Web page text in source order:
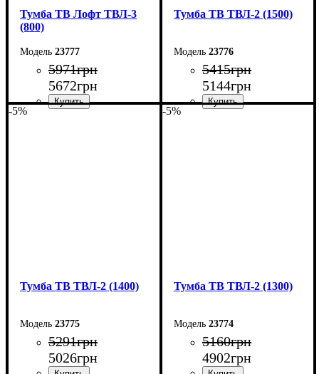
Тумба ТВ Лофт ТВЛ-3
(800)
23777
5971грн
5672грн
Тумба ТВ ТВЛ-2 (1500)
23776
5415грн
5144грн
-5%
Тумба ТВ ТВЛ-2 (1400)
23775
5291грн
5026грн
-5%
Тумба ТВ ТВЛ-2 (1300)
23774
5160грн
4902грн